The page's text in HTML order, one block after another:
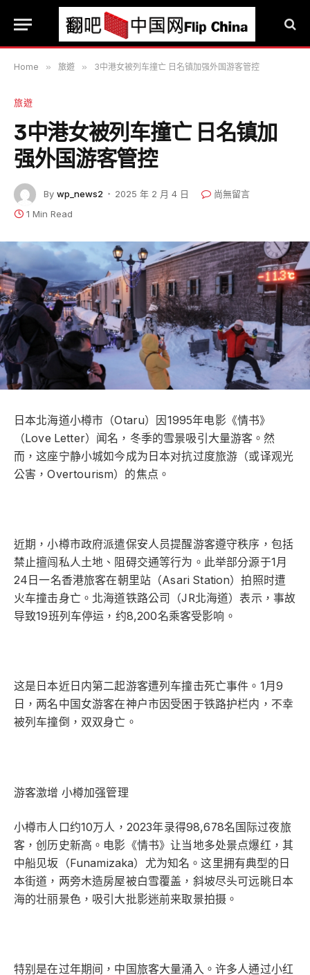
Home » 旅遊 » 3中港女被列车撞亡 日名镇加强外国游客管控
旅遊
3中港女被列车撞亡 日名镇加
强外国游客管控
By wp_news2 2025 年 2 月 4 日
尚無留言
1 Min Read
日本北海道小樽市（Otaru）因1995年电影《情书》
（Love Letter）闻名，冬季的雪景吸引大量游客。然
而，这座宁静小城如今成为日本对抗过度旅游（或译观光
公害，Overtourism）的焦点。
近期，小樽市政府派遣保安人员提醒游客遵守秩序，包括
禁止擅闯私人土地、阻碍交通等行为。此举部分源于1月
24日一名香港旅客在朝里站（Asari Station）拍照时遭
火车撞击身亡。北海道铁路公司（JR北海道）表示，事故
导致19班列车停运，约8,200名乘客受影响。
这是日本近日内第二起游客遭列车撞击死亡事件。1月9
日，两名中国女游客在神户市因受困于铁路护栏内，不幸
被列车撞倒，双双身亡。
游客激增 小樽加强管理
小樽市人口约10万人，2023年录得98,678名国际过夜旅
客，创历史新高。电影《情书》让当地多处景点爆红，其
中船见坂（Funamizaka）尤为知名。这里拥有典型的日
本街道，两旁木造房屋被白雪覆盖，斜坡尽头可远眺日本
海的壮丽景色，吸引大批影迷前来取景拍摄。
特别是在过年期间，中国旅客大量涌入。许多人通过小红